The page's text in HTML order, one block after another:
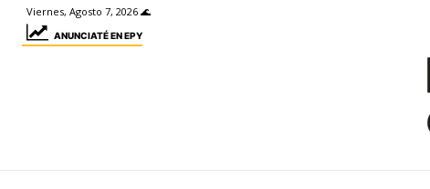
Viernes, Agosto 7, 2026 🌊
ANUNCIATÉ EN EPY